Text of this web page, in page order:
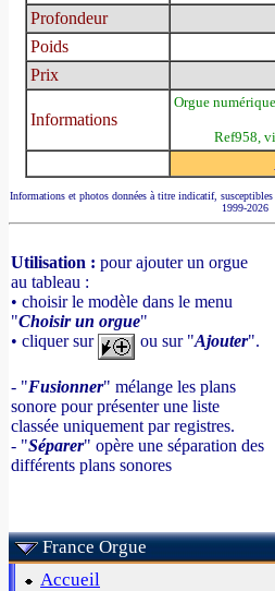
Profondeur
Poids
Prix
Informations
Orgue
Ref958,
Informations et photos données à titre indicatif,
1999-2026
Utilisation : pour ajouter un orgue
au tableau :
• choisir le modèle dans le menu
"Choisir un orgue"
• cliquer sur
ou sur "Ajouter".
- "Fusionner" mélange les plans
sonore pour présenter une liste
classée uniquement par registres.
- "Séparer" opère une séparation des
différents plans sonores
France Orgue
Accueil